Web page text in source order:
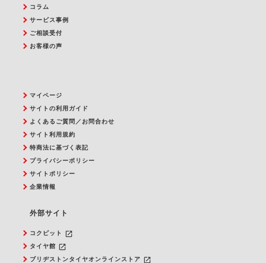
コラム
サービス事例
ご相談受付
お客様の声
マイページ
サイトの利用ガイド
よくあるご質問／お問合わせ
サイト利用規約
特商法に基づく表記
プライバシーポリシー
サイトポリシー
企業情報
外部サイト
コクピット launch
タイヤ館 launch
ブリヂストンタイヤオンラインストア launch